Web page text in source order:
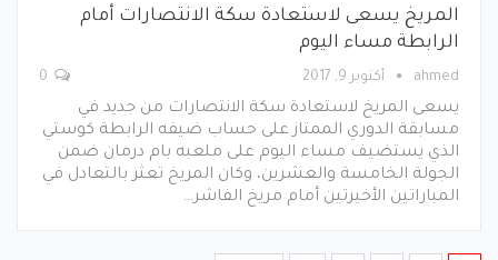
المريخ يسعى لاستعادة سكة الانتصارات أمام
الرابطة مساء اليوم
ahmed أكتوبر 9, 2017
يسعى المريخ لاستعادة سكة الانتصارات من جديد في
مسابقة الدوري الممتاز على حساب ضيفه الرابطة كوستي
الذي يستضيف مساء اليوم على ملعبه بام درمان ضمن
الجولة الخامسة والعشرين، وكان المريخ تعثر بالتعادل في
المباراتين الأخيرتين أمام مريخ الفاشر…